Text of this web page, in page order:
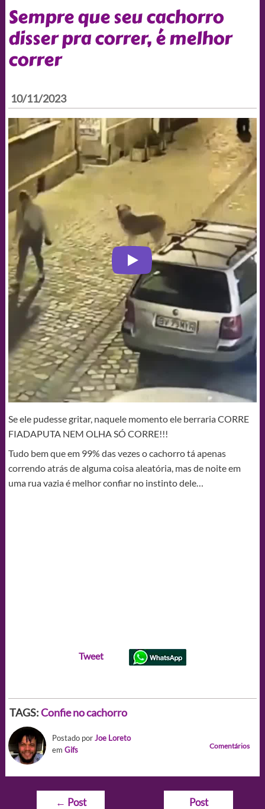
Sempre que seu cachorro
disser pra correr, é melhor
correr
10/11/2023
Se ele pudesse gritar, naquele momento ele berraria CORRE
FIADAPUTA NEM OLHA SÓ CORRE!!!
Tudo bem que em 99% das vezes o cachorro tá apenas
correndo atrás de alguma coisa aleatória, mas de noite em
uma rua vazia é melhor confiar no instinto dele…
Tweet
TAGS:Confie no cachorro
Postado porJoe Loreto
em Gifs Comentários
Navegação
← Post
Post